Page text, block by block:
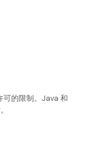
可的限制。Java 和